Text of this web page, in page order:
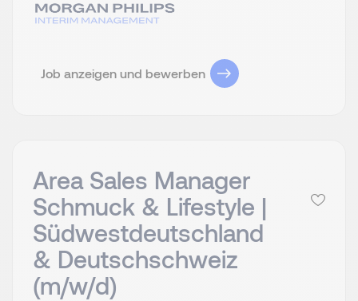
Job anzeigen und bewerben
Area Sales Manager
Schmuck & Lifestyle |
Südwestdeutschland
& Deutschschweiz
(m/w/d)